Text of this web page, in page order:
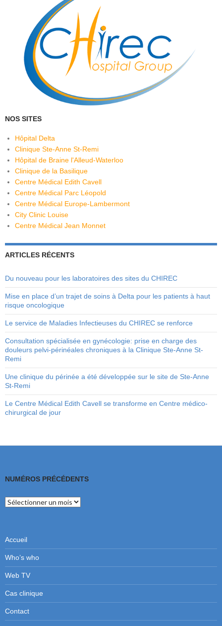
NOS SITES
Hôpital Delta
Clinique Ste-Anne St-Remi
Hôpital de Braine l'Alleud-Waterloo
Clinique de la Basilique
Centre Médical Edith Cavell
Centre Médical Parc Léopold
Centre Médical Europe-Lambermont
City Clinic Louise
Centre Médical Jean Monnet
ARTICLES RÉCENTS
Du nouveau pour les laboratoires des sites du CHIREC
Mise en place d’un trajet de soins à Delta pour les patients à haut
risque oncologique
Le service de Maladies Infectieuses du CHIREC se renforce
Consultation spécialisée en gynécologie: prise en charge des
douleurs pelvi-périnéales chroniques à la Clinique Ste-Anne St-
Remi
Une clinique du périnée a été développée sur le site de Ste-Anne
St-Remi
Le Centre Médical Edith Cavell se transforme en Centre médico-
chirurgical de jour
NUMÉROS PRÉCÉDENTS
Numéros
précédents
Accueil
Who’s who
Web TV
Cas clinique
Contact